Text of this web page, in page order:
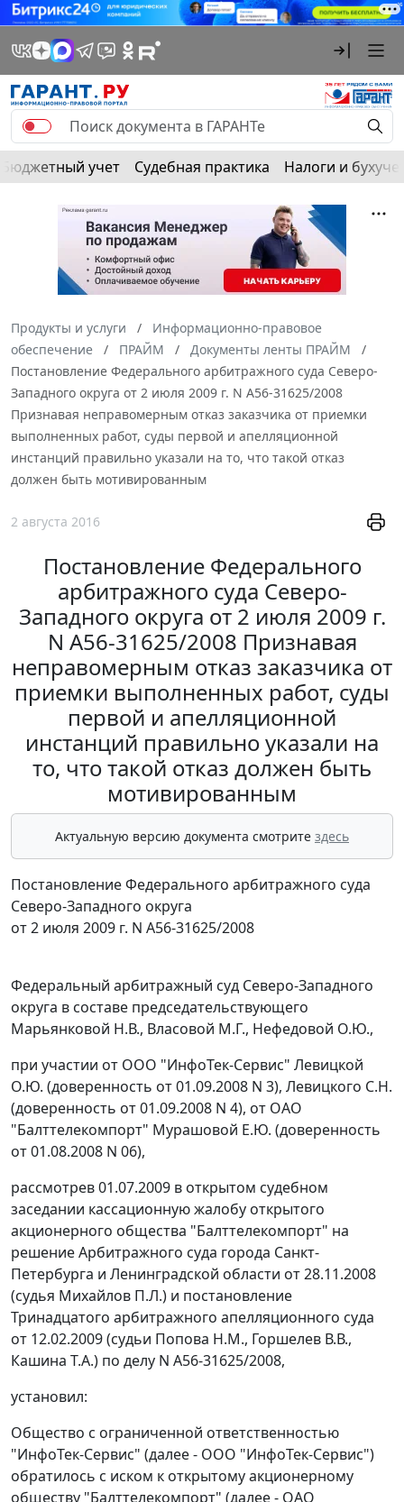
Бюджетный учет Судебная практика Налоги и
Продукты и услуги
Информационно-правовое
обеспечение
ПРАЙМ
Документы ленты ПРАЙМ
Постановление Федерального арбитражного суда Северо-
Западного округа от 2 июля 2009 г. N А56-31625/2008
Признавая неправомерным отказ заказчика от приемки
выполненных работ, суды первой и апелляционной
инстанций правильно указали на то, что такой отказ
должен быть мотивированным
2 августа 2016
Постановление Федерального
арбитражного суда Северо-
Западного округа от 2 июля 2009 г.
N А56-31625/2008 Признавая
неправомерным отказ заказчика от
приемки выполненных работ, суды
первой и апелляционной
инстанций правильно указали на
то, что такой отказ должен быть
мотивированным
Актуальную версию документа смотрите здесь
Постановление Федерального арбитражного суда
Северо-Западного округа
от 2 июля 2009 г. N А56-31625/2008
Федеральный арбитражный суд Северо-Западного
округа в составе председательствующего
Марьянковой Н.В., Власовой М.Г., Нефедовой О.Ю.,
при участии от ООО "ИнфоТек-Сервис" Левицкой
О.Ю. (доверенность от 01.09.2008 N 3), Левицкого С.Н.
(доверенность от 01.09.2008 N 4), от ОАО
"Балттелекомпорт" Мурашовой Е.Ю. (доверенность
от 01.08.2008 N 06),
рассмотрев 01.07.2009 в открытом судебном
заседании кассационную жалобу открытого
акционерного общества "Балттелекомпорт" на
решение Арбитражного суда города Санкт-
Петербурга и Ленинградской области от 28.11.2008
(судья Михайлов П.Л.) и постановление
Тринадцатого арбитражного апелляционного суда
от 12.02.2009 (судьи Попова Н.М., Горшелев В.В.,
Кашина Т.А.) по делу N А56-31625/2008,
установил:
Общество с ограниченной ответственностью
"ИнфоТек-Сервис" (далее - ООО "ИнфоТек-Сервис")
обратилось с иском к открытому акционерному
обществу "Балттелекомпорт" (далее - ОАО